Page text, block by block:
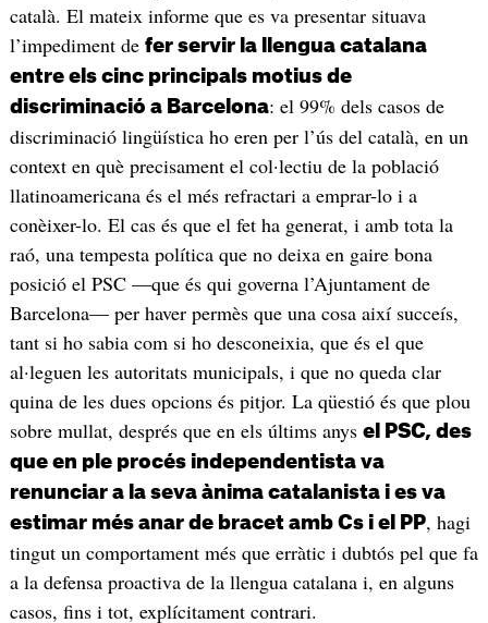
català. El mateix informe que es va presentar situava
l’impediment de fer servir la llengua catalana
entre els cinc principals motius de
discriminació a Barcelona: el 99% dels casos de
discriminació lingüística ho eren per l’ús del català, en un
context en què precisament el col·lectiu de la població
llatinoamericana és el més refractari a emprar-lo i a
conèixer-lo. El cas és que el fet ha generat, i amb tota la
raó, una tempesta política que no deixa en gaire bona
posició el PSC —que és qui governa l’Ajuntament de
Barcelona— per haver permès que una cosa així succeís,
tant si ho sabia com si ho desconeixia, que és el que
al·leguen les autoritats municipals, i que no queda clar
quina de les dues opcions és pitjor. La qüestió és que plou
sobre mullat, després que en els últims anys el PSC, des
que en ple procés independentista va
renunciar a la seva ànima catalanista i es va
estimar més anar de bracet amb Cs i el PP, hagi
tingut un comportament més que erràtic i dubtós pel que fa
a la defensa proactiva de la llengua catalana i, en alguns
casos, fins i tot, explícitament contrari.